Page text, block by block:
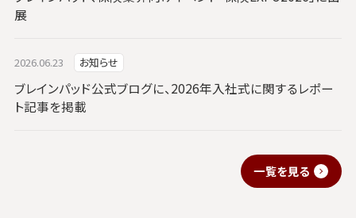
展
2026.06.23 お知らせ
ブレインパッド公式ブログに、2026年入社式に関するレポー
ト記事を掲載
一覧を見る